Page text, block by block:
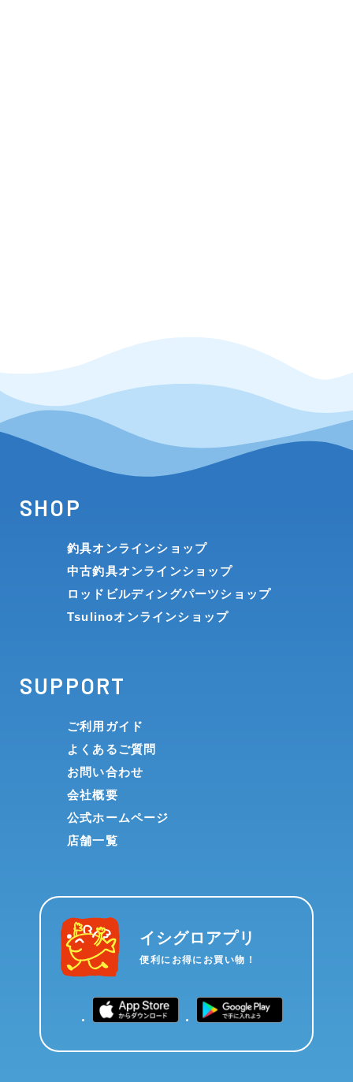
SHOP
釣具オンラインショップ
中古釣具オンラインショップ
ロッドビルディングパーツショップ
Tsulinoオンラインショップ
SUPPORT
ご利用ガイド
よくあるご質問
お問い合わせ
会社概要
公式ホームページ
店舗一覧
イシグロアプリ
便利にお得にお買い物！